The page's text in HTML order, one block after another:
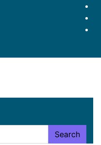
Search